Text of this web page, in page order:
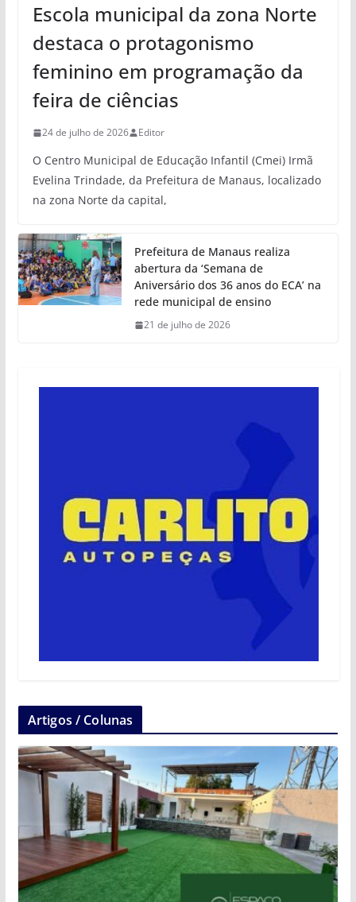
Escola municipal da zona Norte
destaca o protagonismo
feminino em programação da
feira de ciências
24 de julho de 2026 Editor
O Centro Municipal de Educação Infantil (Cmei) Irmã
Evelina Trindade, da Prefeitura de Manaus, localizado
na zona Norte da capital,
Prefeitura de Manaus realiza
abertura da ‘Semana de
Aniversário dos 36 anos do ECA’ na
rede municipal de ensino
21 de julho de 2026
Artigos / Colunas